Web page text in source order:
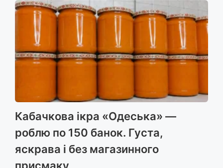
Кабачкова ікра «Одеська» —
роблю по 150 банок. Густа,
яскрава і без магазинного